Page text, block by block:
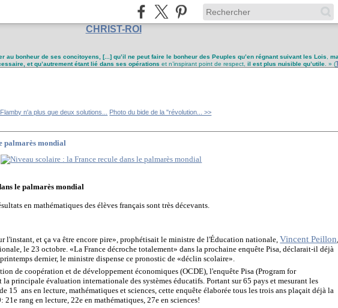
CHRIST-ROI
bonheur de ses concitoyens, [...] qu’il ne peut faire le bonheur des Peuples qu’en régnant suivant les Lois
et qu’autrement étant lié dans ses opérations et n’inspirant point de respect, il est plus nuisible qu’utile . » (
n'a plus que deux solutions... Photo du bide de la "révolution... >>
palmarès mondial
le palmarès mondial
en mathématiques des élèves français sont très décevants.
l'instant, et ça va être encore pire», prophétisait le ministre de l'Éducation nationale,Vincent Peillon
le 23 octobre. «La France décroche totalement» dans la prochaine enquête Pisa, déclarait-il déjà
dernier, le ministre dispense ce pronostic de «déclin scolaire».
de coopération et de développement économiques (OCDE), l'enquête Pisa (Program for
la principale évaluation internationale des systèmes éducatifs. Portant sur 65 pays et mesurant les
15 ans en lecture, mathématiques et sciences, cette enquête élaborée tous les trois ans plaçait déjà la
rang en lecture, 22e en mathématiques, 27e en sciences!